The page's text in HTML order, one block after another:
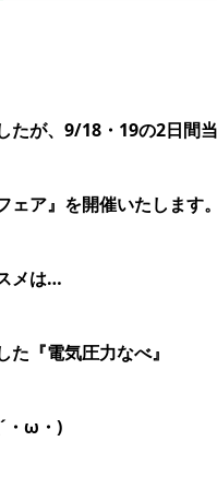
たが、9/18・19の2日間
ェア』を開催いたします。
メは…
『電気圧力なべ』
・ω・)